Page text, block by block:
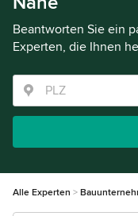
Beantworten Sie ein
Experten, die Ihnen
Alle Experten